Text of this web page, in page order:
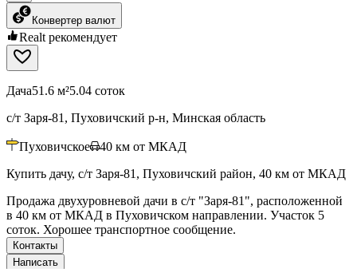
Конвертер валют
Realt рекомендует
Дача51.6 м²5.04 соток
с/т Заря-81, Пуховичский р-н, Минская область
Пуховичское 40 км от МКАД
Купить дачу, с/т Заря-81, Пуховичский район, 40 км от МКАД
Продажа двухуровневой дачи в с/т "Заря-81", расположенной
в 40 км от МКАД в Пуховичском направлении. Участок 5
соток. Хорошее транспортное сообщение.
Контакты
Написать